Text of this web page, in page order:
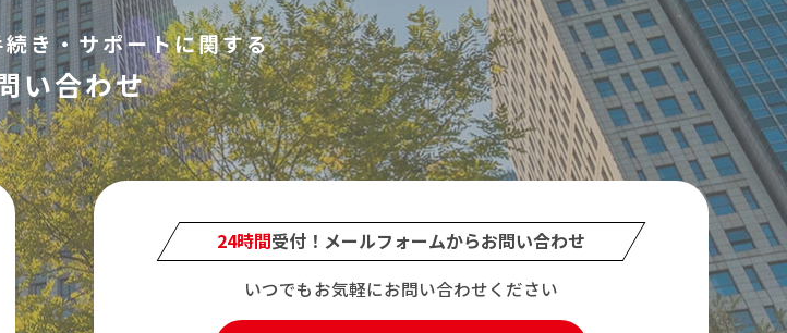
き・サポートに関する
い合わせ
24時間受付！メールフォームからお問い合わせ
いつでもお気軽にお問い合わせください